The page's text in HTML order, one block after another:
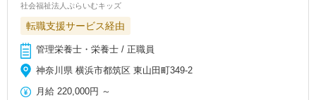
社会福祉法人ぷらいむキッズ
転職支援サービス経由
管理栄養士・栄養士 / 正職員
神奈川県 横浜市都筑区 東山田町349-2
月給 220,000円 ～